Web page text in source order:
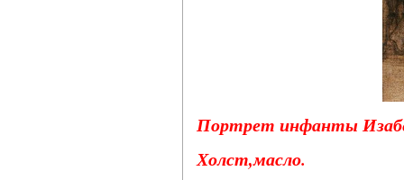
Портрет инфанты
Холст,масло.